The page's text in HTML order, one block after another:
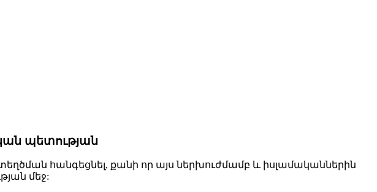
պետության
հանգեցնել, քանի որ այս ներխուժմամբ և իսլամականներին
մեջ: